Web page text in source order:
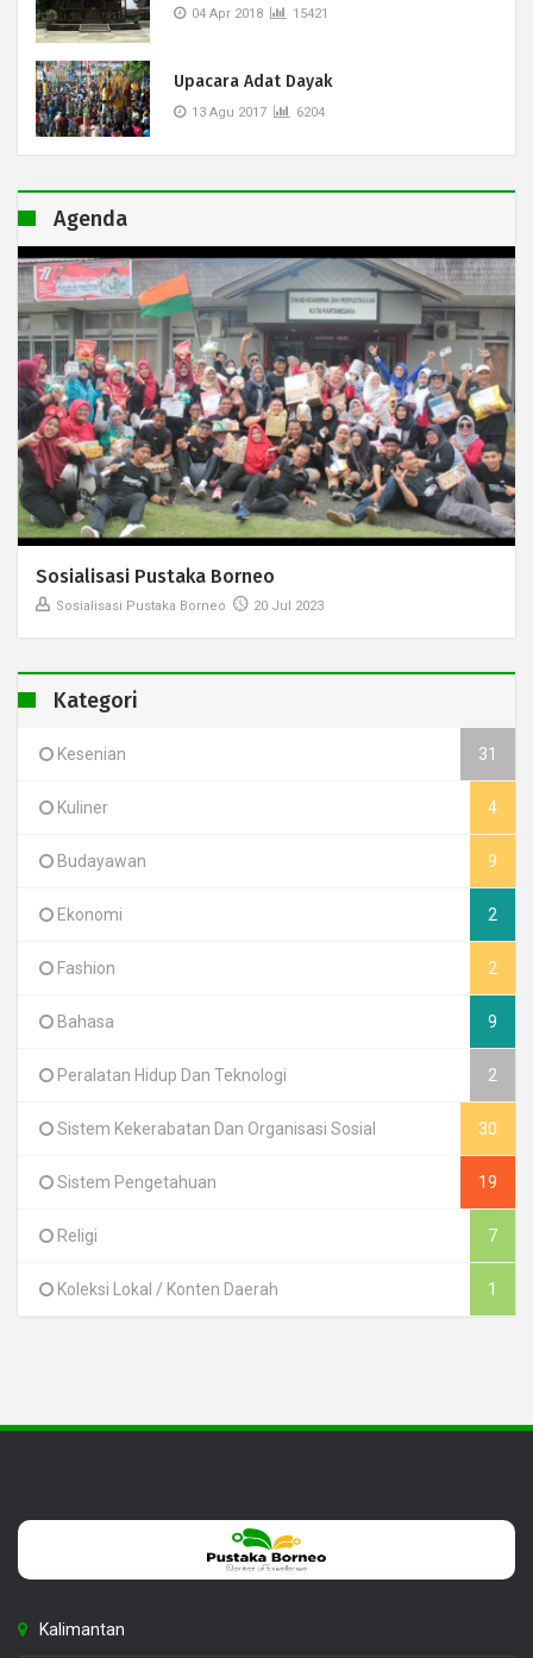
04 Apr 2018 15421
Upacara Adat Dayak
13 Agu 2017 6204
Agenda
Sosialisasi Pustaka Borneo
Sosialisasi Pustaka Borneo 20 Jul 2023
Kategori
Kesenian 31
Kuliner 4
Budayawan 9
Ekonomi 2
Fashion 2
Bahasa 9
Peralatan Hidup Dan Teknologi 2
Sistem Kekerabatan Dan Organisasi Sosial 30
Sistem Pengetahuan 19
Religi 7
Koleksi Lokal / Konten Daerah 1
Kalimantan